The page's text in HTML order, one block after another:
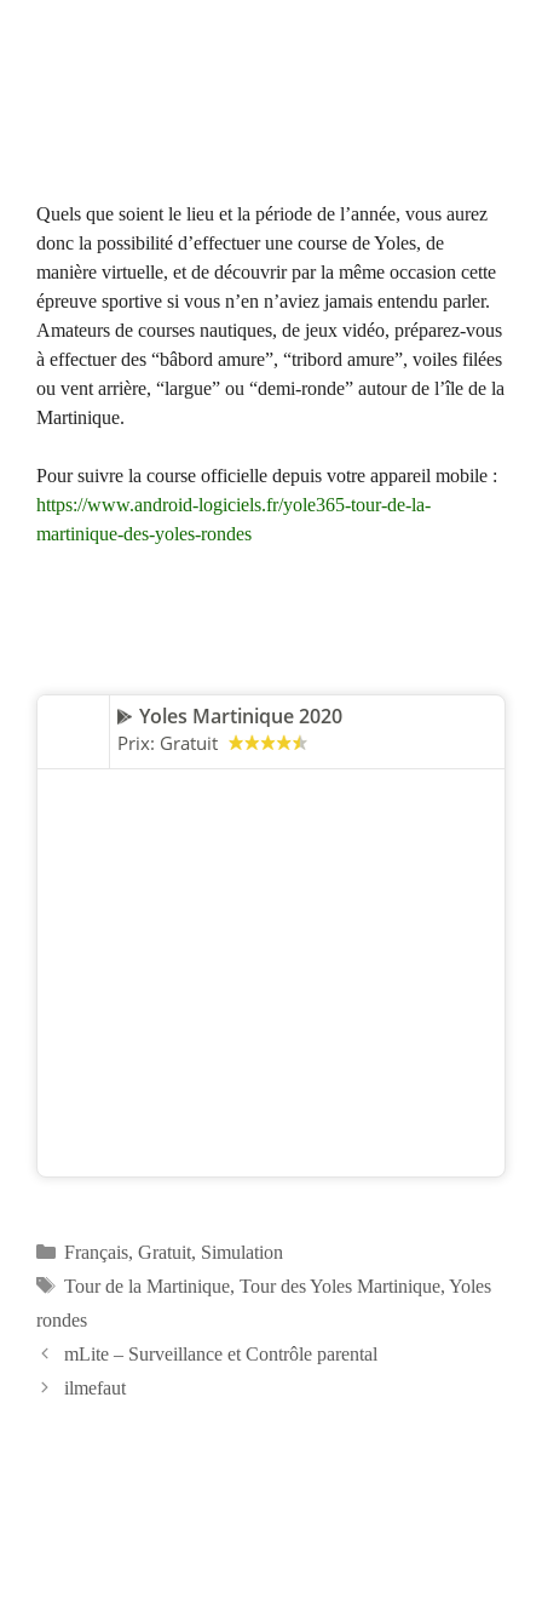
Quels que soient le lieu et la période de l’année, vous aurez
donc la possibilité d’effectuer une course de Yoles, de
manière virtuelle, et de découvrir par la même occasion cette
épreuve sportive si vous n’en n’aviez jamais entendu parler.
Amateurs de courses nautiques, de jeux vidéo, préparez-vous
à effectuer des “bâbord amure”, “tribord amure”, voiles filées
ou vent arrière, “largue” ou “demi-ronde” autour de l’île de la
Martinique.
Pour suivre la course officielle depuis votre appareil mobile :
https://www.android-logiciels.fr/yole365-tour-de-la-
martinique-des-yoles-rondes
Yoles Martinique 2020
Prix: Gratuit
Catégories
Français, Gratuit, Simulation
Étiquettes
Tour de la Martinique, Tour des Yoles Martinique, Yoles
rondes
Navigation
des
mLite – Surveillance et Contrôle parental
ilmefaut